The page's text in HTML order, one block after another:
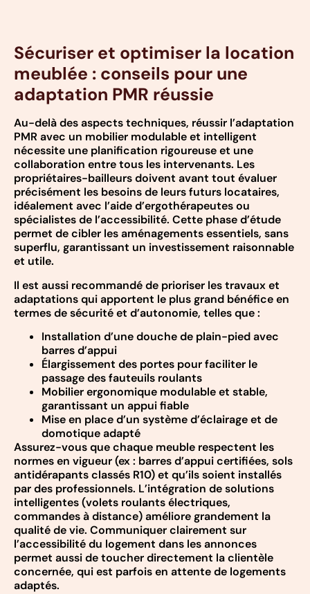
Sécuriser et optimiser la location
meublée : conseils pour une
adaptation PMR réussie
Au-delà des aspects techniques, réussir l’adaptation
PMR avec un mobilier modulable et intelligent
nécessite une planification rigoureuse et une
collaboration entre tous les intervenants. Les
propriétaires-bailleurs doivent avant tout évaluer
précisément les besoins de leurs futurs locataires,
idéalement avec l’aide d’ergothérapeutes ou
spécialistes de l’accessibilité. Cette phase d’étude
permet de cibler les aménagements essentiels, sans
superflu, garantissant un investissement raisonnable
et utile.
Il est aussi recommandé de prioriser les travaux et
adaptations qui apportent le plus grand bénéfice en
termes de sécurité et d’autonomie, telles que :
Installation d’une douche de plain-pied avec
barres d’appui
Élargissement des portes pour faciliter le
passage des fauteuils roulants
Mobilier ergonomique modulable et stable,
garantissant un appui fiable
Mise en place d’un système d’éclairage et de
domotique adapté
Assurez-vous que chaque meuble respectent les
normes en vigueur (ex : barres d’appui certifiées, sols
antidérapants classés R10) et qu’ils soient installés
par des professionnels. L’intégration de solutions
intelligentes (volets roulants électriques,
commandes à distance) améliore grandement la
qualité de vie. Communiquer clairement sur
l’accessibilité du logement dans les annonces
permet aussi de toucher directement la clientèle
concernée, qui est parfois en attente de logements
adaptés.